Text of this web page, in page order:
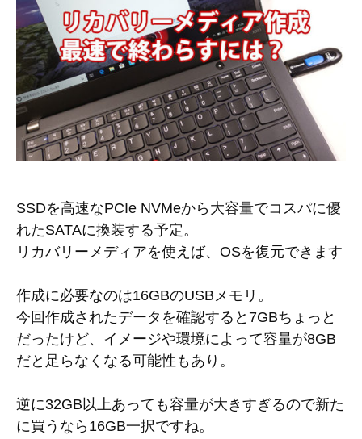
SSDを高速なPCIe NVMeから大容量でコスパに優
れたSATAに換装する予定。
リカバリーメディアを使えば、OSを復元できます
作成に必要なのは16GBのUSBメモリ。
今回作成されたデータを確認すると7GBちょっと
だったけど、イメージや環境によって容量が8GB
だと足らなくなる可能性もあり。
逆に32GB以上あっても容量が大きすぎるので新た
に買うなら16GB一択ですね。